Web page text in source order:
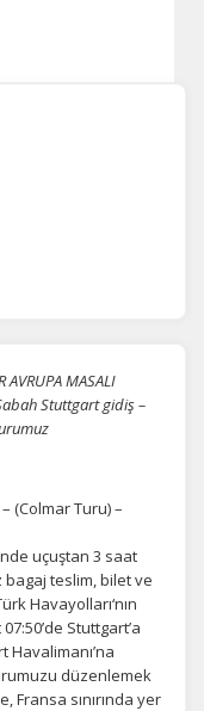
AVRUPA MASALI
Stuttgart gidiş –
– (Colmar Turu) –
uçuştan 3 saat
bagaj teslim, bilet ve
Havayolları‘nın
Stuttgart’a
Havalimanı’na
düzenlemek
sınırında yer